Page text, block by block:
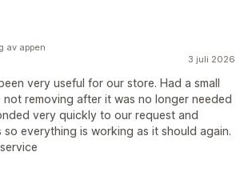
3 juli 2026
very useful for our store. Had a small
removing after it was no longer needed
very quickly to our request and
so everything is working as it should again.
av appen